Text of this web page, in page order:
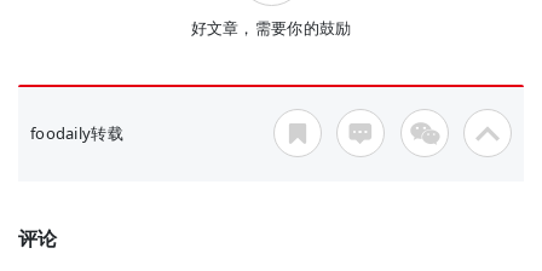
好文章，需要你的鼓励
foodaily转载
评论